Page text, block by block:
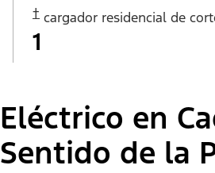
† cargador residencial de
1
Eléctrico en
Sentido de la